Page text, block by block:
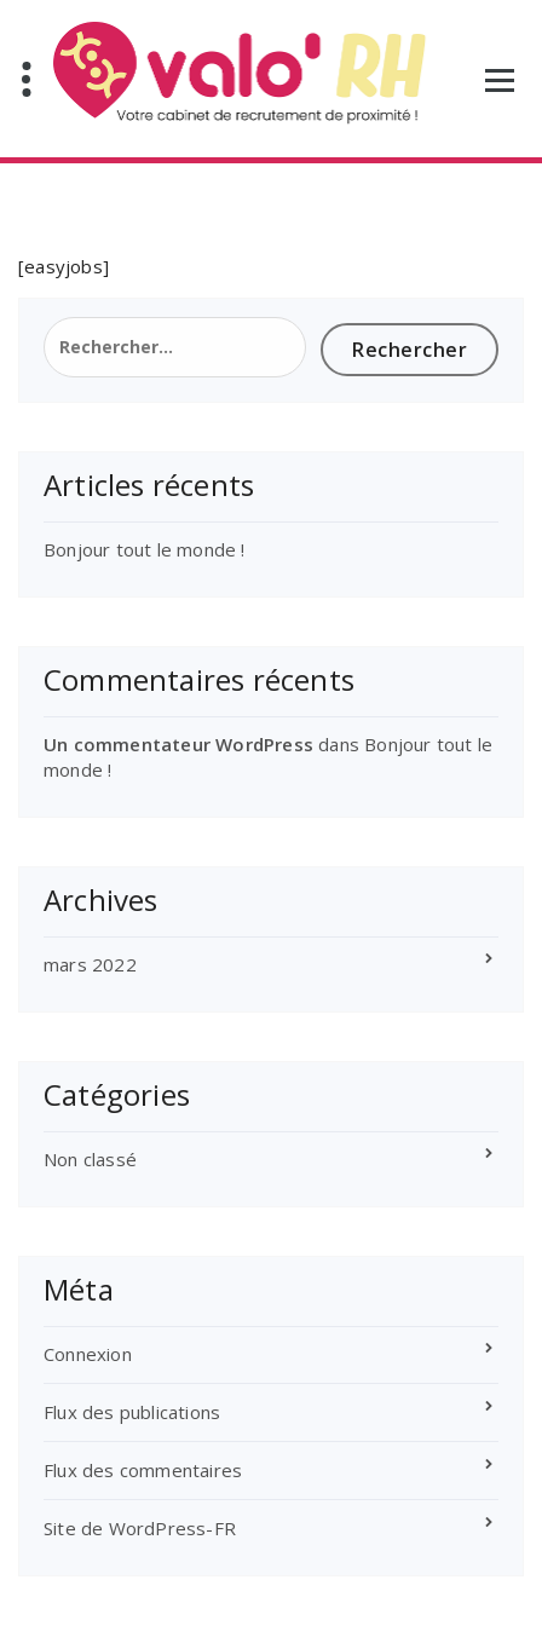
contenu
[easyjobs]
Rechercher :
Articles récents
Bonjour tout le monde !
Commentaires récents
Un commentateur WordPress dans Bonjour tout le
monde !
Archives
mars 2022
Catégories
Non classé
Méta
Connexion
Flux des publications
Flux des commentaires
Site de WordPress-FR